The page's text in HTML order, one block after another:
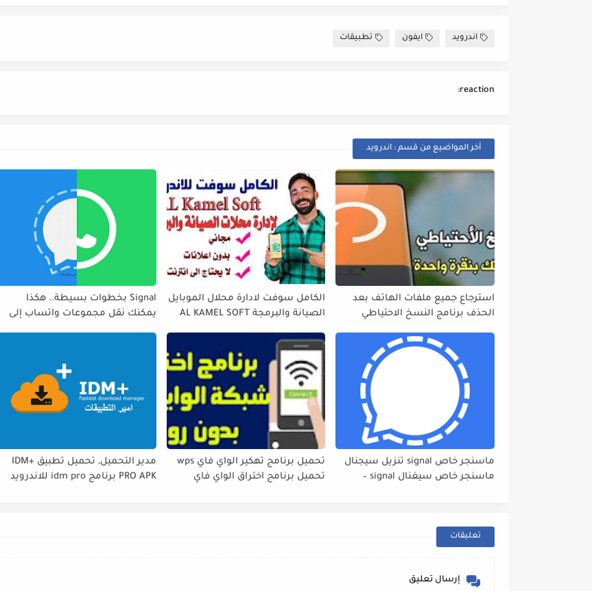
اندرويد ايفون تطبيقات
reaction:
أخر المواضيع من قسم : اندرويد
استرجاع جميع ملفات الهاتف بعد
الحذف برنامج النسخ الاحتياطي
الكامل سوفت لادارة محلال الموبايل
الصيانة والبرمجة AL KAMEL SOFT
Signal بخطوات بسيطة.. هكذا
يمكنك نقل مجموعات واتساب إلى
ماسنجر خاص signal تنزيل سيجنال
ماسنجر خاص سيغنال signal –
تحميل برنامج تهكير الواي فاي wps
تحميل برنامج اختراق الواي فاي
مدير التحميل, تحميل تطبيق IDM+
PRO APK برنامج idm pro للاندرويد
تعليقات
إرسال تعليق